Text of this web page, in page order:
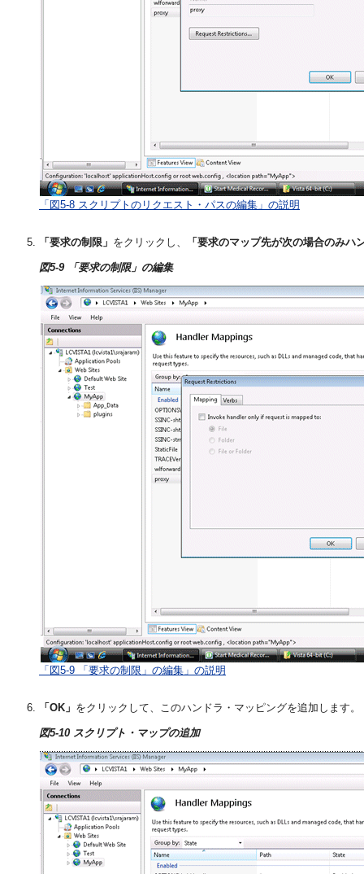
「図5-8 スクリプトのリクエスト・パスの編集」の説明
「要求の制限」 をクリックし、 「要求のマップ先が次の場合のみハ
図5-9 「要求の制限」の編集
「図5-9 「要求の制限」の編集」の説明
「OK」 をクリックして、このハンドラ・マッピングを追加します
図5-10 スクリプト・マップの追加